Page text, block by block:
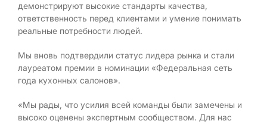
демонстрируют высокие стандарты качества,
ответственность перед клиентами и умение понимать
реальные потребности людей.
Мы вновь подтвердили статус лидера рынка и стали
лауреатом премии в номинации «Федеральная сеть
года кухонных салонов».
«Мы рады, что усилия всей команды были замечены и
высоко оценены экспертным сообществом. Для нас